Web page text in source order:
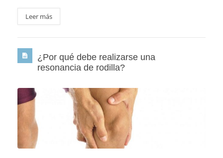
Leer más
¿Por qué debe realizarse una
resonancia de rodilla?